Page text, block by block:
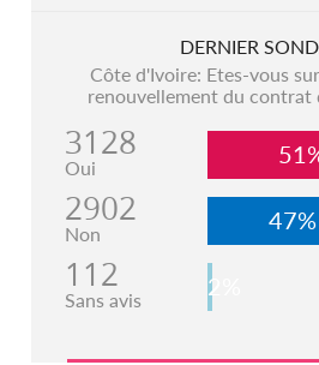
DERNIER
Côte d'Ivoire: Etes-vous
renouvellement du contrat
3128
Oui
2902
Non 47%
112
Sans avis 2%